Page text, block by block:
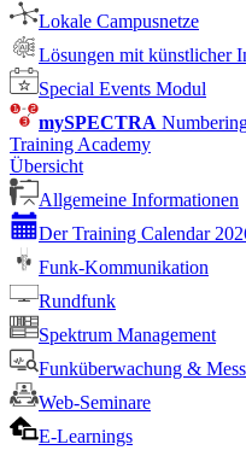
Lokale Campusnetze
Lösungen mit künstlicher
Special Events Modul
mySPECTRA
Training Academy
Übersicht
Allgemeine Informationen
Der Training Calendar
Funk-Kommunikation
Rundfunk
Spektrum Management
Funküberwachung &
Web-Seminare
E-Learnings